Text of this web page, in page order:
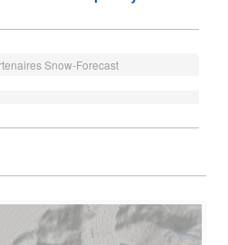
Snow-Forecast